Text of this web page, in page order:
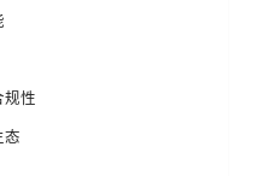
规性
态